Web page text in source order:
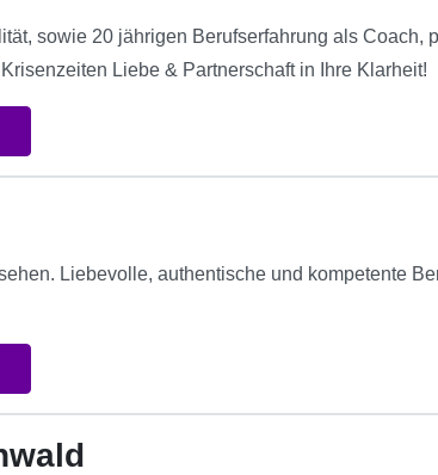
sowie 20 jährigen Berufserfahrung als Coach,
Liebe & Partnerschaft in Ihre Klarheit!
Liebevolle, authentische und kompetente